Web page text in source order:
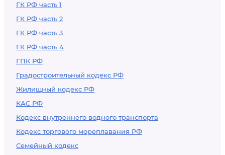
ГК РФ часть 1
ГК РФ часть 2
ГК РФ часть 3
ГК РФ часть 4
ГПК РФ
Градостроительный кодекс РФ
Жилищный кодекс РФ
КАС РФ
Кодекс внутреннего водного транспорта
Кодекс торгового мореплавания РФ
Семейный кодекс